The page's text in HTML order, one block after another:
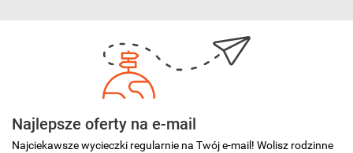
Najlepsze oferty na e-mail
Najciekawsze wycieczki regularnie na Twój e-mail! Wolisz rodzinne